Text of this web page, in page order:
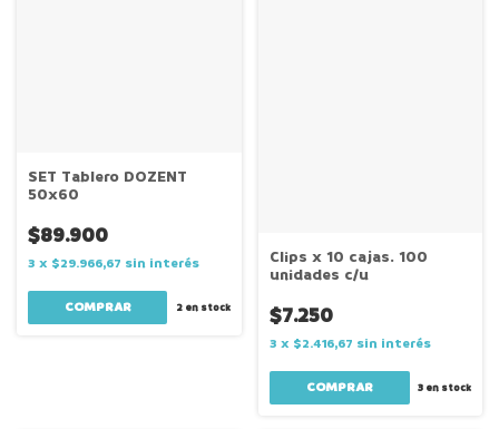
SET Tablero DOZENT
50x60
$89.900
3 x $29.966,67 sin interés
2en stock
Clips x 10 cajas. 100
unidades c/u
$7.250
3 x $2.416,67 sin interés
3 en stock